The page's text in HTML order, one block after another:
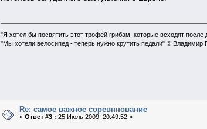
"Я хотел бы посвятить этот трофей грибам, которые всходят
"Мы хотели велосипед - теперь нужно крутить педали" © Владимир
Re: самое важное соревннование
«Ответ #3 : 25 Июль 2009, 20:49:52 »